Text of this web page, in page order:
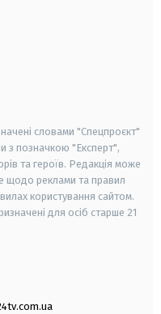
словами "Спецпроєкт"
з позначкою "Експерт",
та героїв. Редакція може
щодо реклами та правил
користування сайтом.
для осіб старше 21